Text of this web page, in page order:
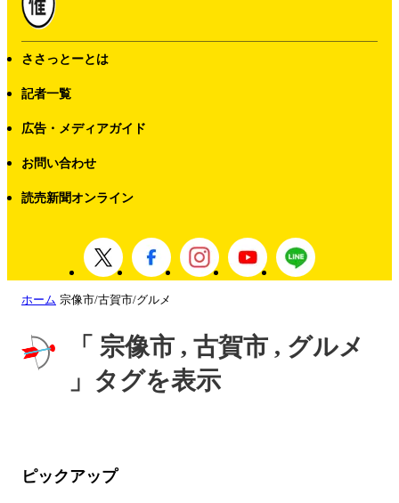
ささっとーとは
記者一覧
広告・メディアガイド
お問い合わせ
読売新聞オンライン
ホーム 宗像市/古賀市/グルメ
「 宗像市 , 古賀市 , グルメ
」タグを表示
ピックアップ